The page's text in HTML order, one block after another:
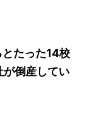
たった14校
倒産してい